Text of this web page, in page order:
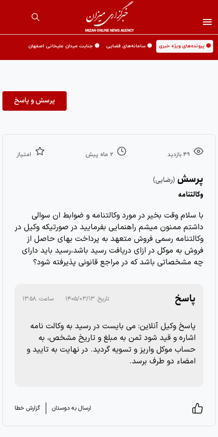
🟡 پرونده‌های ویژه خبری 🟡 سامانه‌های قضایی 🟡 جنایت میدان علیخانی اصفهان
پرسش و پاسخ
امتیاز
پرسش (رضایی)
وکالتنامه
با سلام وقت بخیر در مورد وکالتنامه و ضوابط ان سوالی
داشتم ممنون میشم راهنمایی بفرمایید در صورتیکه وکیل در
وکالتنامه رسمی فروش متعهد به پرداخت بهای حاصل از
فروش به موکل در ازای دریافت رسید باشد،رسید باید دارای
چه مشخصاتی باشد که در مراجع قانونی پذیرفته شود؟
پاسخ تاریخ: ۱۴۰۵/۰۳/۱۳ ساعت: ۱۳:۵۸
پاسخ وکیل آنلاین: می بایست در رسید به وکالت نامه
اشاره و قید شود ثمن به مبلغ و تاریخ مشخص، به
حساب موکل واریز و تسویه گردید. در نهایت به تایید و
امضاء دو طرف برسد.
ارسال به دوستان گزارش خطا